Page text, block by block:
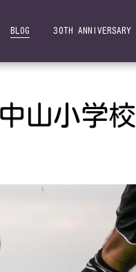
BLOG 30TH ANNIVERSARY
山小学校